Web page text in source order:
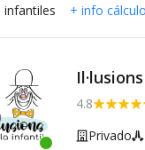
infantiles + info cálculo
4.8
Privado